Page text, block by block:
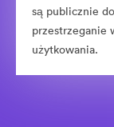
są publicznie
przestrzeganie
użytkowania.